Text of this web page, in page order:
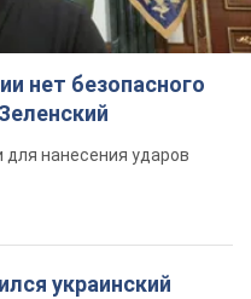
нет безопасного
нанесения ударов
украинский